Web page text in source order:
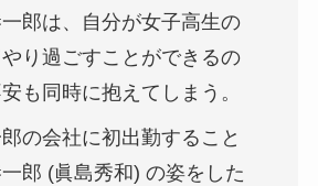
郎は、自分が女子高生の
り過ごすことができるの
も同時に抱えてしまう。
の会社に初出勤すること
郎 (眞島秀和) の姿をした